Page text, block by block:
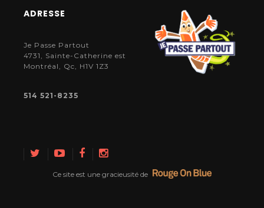
ADRESSE
Je Passe Partout
4731, Sainte-Catherine est
Montréal, Qc, H1V 1Z3
514 521-8235
Ce site est une gracieusité de